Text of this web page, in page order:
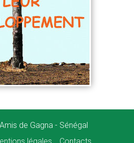
de Gagna - Sénégal
légales Contacts